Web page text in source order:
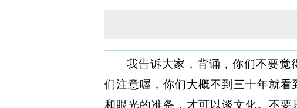
我告诉大家，背诵，你们不要觉
们注意喔，你们大概不到三十年就
和眼光的准备，才可以谈文化。不要